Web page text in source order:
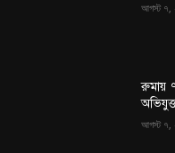
আগস্ট ৭,
রুমায়
আগস্ট ৭,